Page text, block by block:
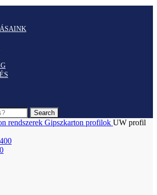
Search
rendszerek Gipszkarton profilok UW profil